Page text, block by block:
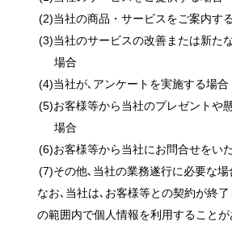
(2)当社の商品・サービスをご案内す
(3)当社のサービスの改善または新た
場合
(4)当社が､アンケートを実施する場合
(5)お客様等から当社のプレゼントや
場合
(6)お客様等から当社にお問合せをい
(7)その他､当社の業務遂行に必要な場
なお､当社は､お客様等との契約が終
の範囲内で個人情報を利用することが